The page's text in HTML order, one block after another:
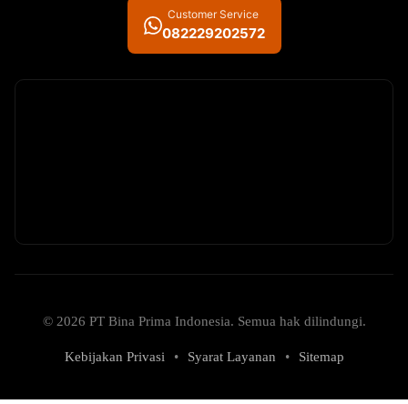
Customer Service
082229202572
© 2026 PT Bina Prima Indonesia. Semua hak dilindungi.
Kebijakan Privasi • Syarat Layanan • Sitemap